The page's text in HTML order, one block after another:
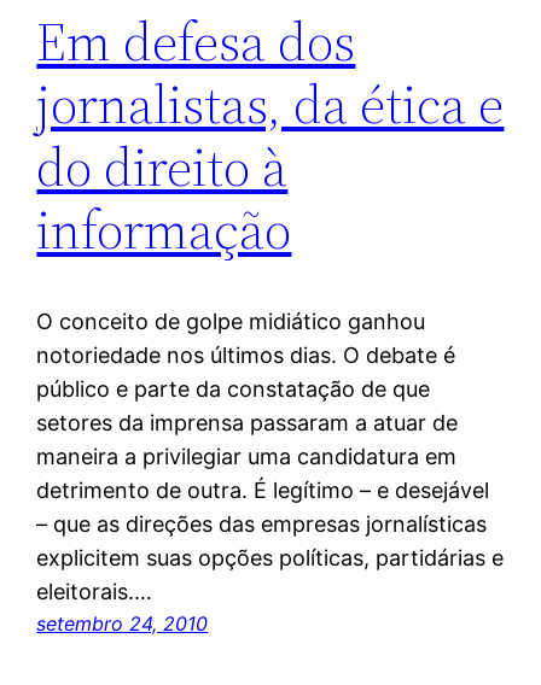
Em defesa dos
jornalistas, da ética e
do direito à
informação
O conceito de golpe midiático ganhou
notoriedade nos últimos dias. O debate é
público e parte da constatação de que
setores da imprensa passaram a atuar de
maneira a privilegiar uma candidatura em
detrimento de outra. É legítimo – e desejável
– que as direções das empresas jornalísticas
explicitem suas opções políticas, partidárias e
eleitorais.…
setembro 24, 2010